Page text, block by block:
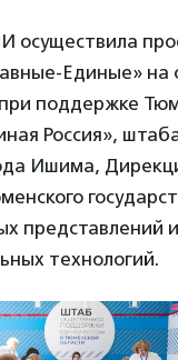
осуществила
Единые» на
поддержке
Россия»,
Ишима,
представлений
технологий.